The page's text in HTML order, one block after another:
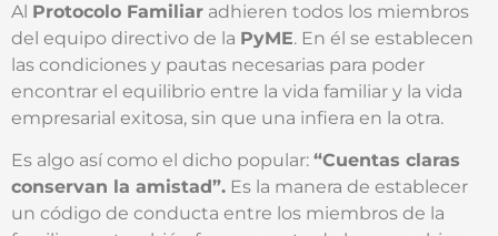
Al Protocolo Familiar adhieren todos los miembros
del equipo directivo de la PyME. En él se establecen
las condiciones y pautas necesarias para poder
encontrar el equilibrio entre la vida familiar y la vida
empresarial exitosa, sin que una infiera en la otra.
Es algo así como el dicho popular: “Cuentas claras
conservan la amistad”. Es la manera de establecer
un código de conducta entre los miembros de la